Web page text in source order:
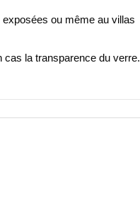
ou même au villas
la transparence du verre.